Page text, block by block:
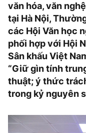
văn hóa, văn
tại Hà Nội,
các Hội Văn học
phối hợp với Hội
Sân khấu Việt
“Giữ gìn tính
thuật; ý thức
trong kỷ nguyên